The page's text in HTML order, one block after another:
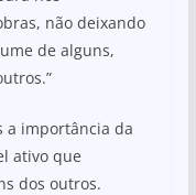
não deixando
de alguns,
a importância da
ativo que
dos outros.